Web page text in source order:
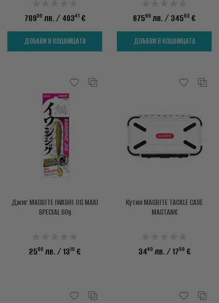
78900 лв. / 40341 €
ДОБАВИ В КОШНИЦАТА
67599 лв. / 34563 €
ДОБАВИ В КОШНИЦАТА
Джиг MAGBITE IWASHI JIG MAKI
SPECIAL 60g
2580 лв. / 1319 €
Кутия MAGBITE TACKLE CASE
MAGTANK
3440 лв. / 1759 €